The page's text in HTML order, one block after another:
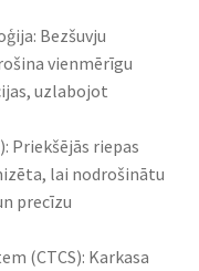
Bezšuvju
vienmērīgu
uzlabojot
Priekšējās riepas
lai nodrošinātu
precīzu
(CTCS): Karkasa